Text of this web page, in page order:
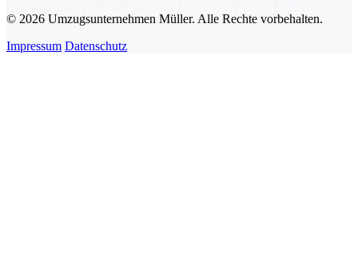
© 2026 Umzugsunternehmen Müller. Alle Rechte vorbehalten.
Impressum Datenschutz